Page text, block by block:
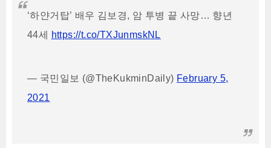
‘하얀거탑’ 배우 김보경, 암 투병 끝 사망… 향년
44세
https://t.co/TXJunmskNL
— 국민일보 (@TheKukminDaily) February 5,
2021